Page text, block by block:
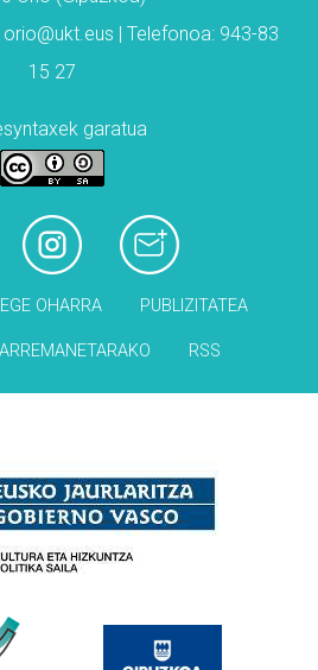
| Telefonoa: 943-83
15 27
garatua
OHARRA PUBLIZITATEA
RSS